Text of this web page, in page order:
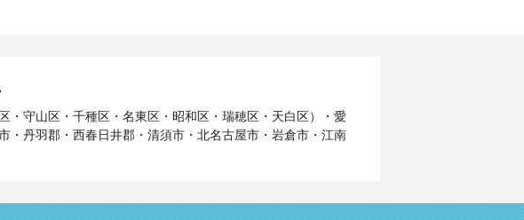
守山区・千種区・名東区・昭和区・瑞穂区・天白区）・愛
・丹羽郡・西春日井郡・清須市・北名古屋市・岩倉市・江南